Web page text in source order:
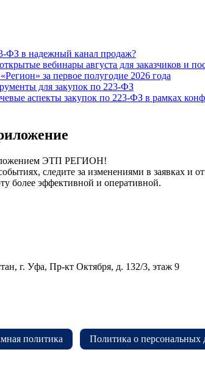
ФЗ в надежный канал продаж?
вебинары августа для заказчиков и
за первое полугодие 2026 года
для закупок по 223-ФЗ
аспекты закупок по 223-ФЗ в рамках
ЭТП РЕГИОН!
следите за изменениями в заявках
более эффективной и оперативной.
г. Уфа, Пр-кт Октября, д. 132/3, этаж 9
политика Политика о персональных